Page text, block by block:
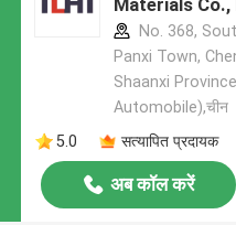
Materials Co.,
No. 368,
Panxi Town,
Shaanxi
Automobile),चीन
5.0
सत्यापित प्रदायक
अब कॉल करें